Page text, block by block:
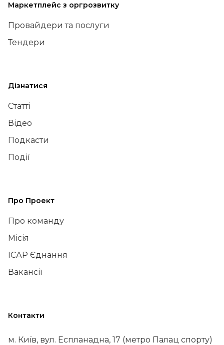
Маркетплейс з оргрозвитку
Провайдери та послуги
Тендери
Дізнатися
Статті
Відео
Подкасти
Події
Про Проект
Про команду
Місія
ІСАР Єднання
Вакансії
Контакти
м. Київ, вул. Еспланадна, 17 (метро Палац спорту)